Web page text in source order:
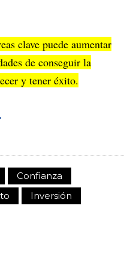
clave puede aumentar
de conseguir la
y tener éxito.
Confianza
Inversión